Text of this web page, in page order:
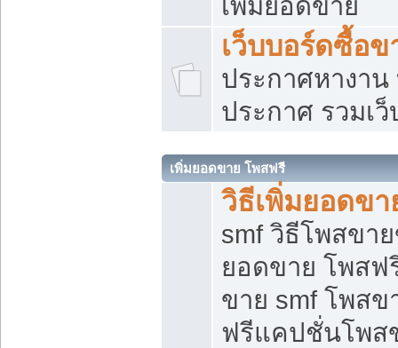
เพิ่มยอดขาย
เว็บบอร์ดซื้อข
ประกาศหางาน
ประกาศ รวมเ
เพิ่มยอดขาย โพสฟรี
วิธีเพิ่มยอดข
smf วิธีโพสขา
ยอดขาย โพสฟ
ขาย smf โพส
ฟรีแคปชั่นโพส